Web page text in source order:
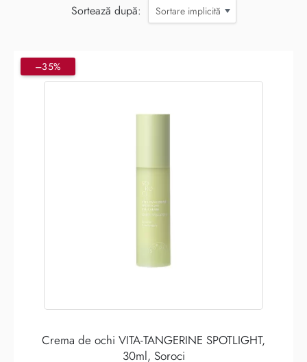
Sortează după: Sortare implicită
–35%
Crema de ochi VITA-TANGERINE SPOTLIGHT,
30ml, Soroci